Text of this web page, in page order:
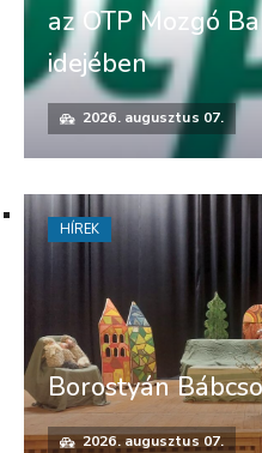
az OTP Mozgó
idejében
2026. augusztus 07.
Borostyán
2026. augusztus 07.
HÍREK